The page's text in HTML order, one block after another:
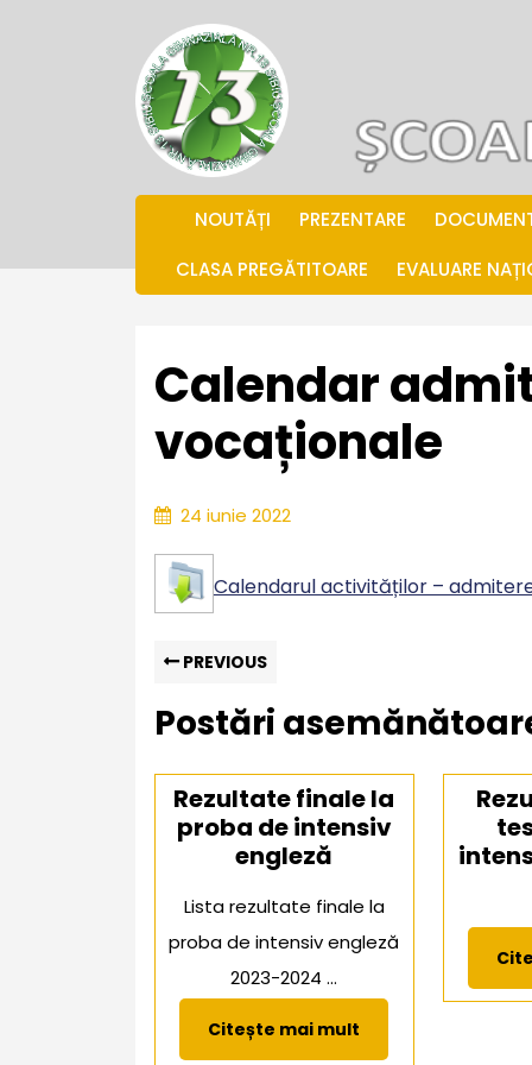
. NOUTĂȚI PREZENTARE
CLASA PREGĂTITOARE
EVALUARE
Calendar
vocaționale
24 iunie 2022
Calendarul activităților –
Navigare
în
articole
PREVIOUS
Postări
Rezultate finale la
proba de intensiv
engleză
Lista rezultate finale la
proba de intensiv engleză
2023-2024 ...
Citește mai mult
mai